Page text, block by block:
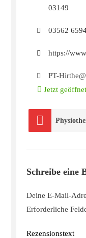
03149
03562
https://
PT-
Jetzt geöffnet
Schreibe eine
Deine E-Mail-
Erforderliche
Rezensionstext